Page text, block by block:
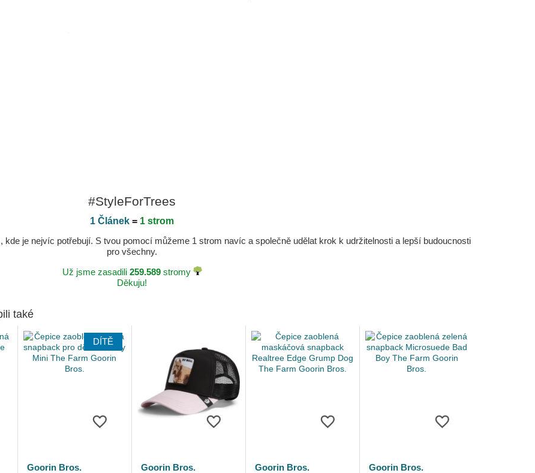
#StyleForTrees
1 Článek = 1 strom
je nejvíc potřebují. S tvou pomocí můžeme 1 strom navíc a společně udělat krok k udržitelnosti a lepší budoucnosti
pro všechny.
Už jsme zasadili 259.589stromy
Děkuju!
také
DÍTĚ
Goorin Bros.
Goorin Bros.
Goorin Bros.
Goorin Bros.